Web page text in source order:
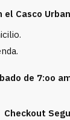
el Casco
de 7:oo
Checkout